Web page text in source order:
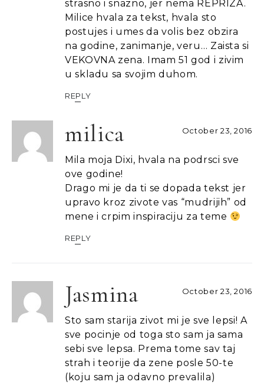
strasno i snazno, jer nema REPRIZA.
Milice hvala za tekst, hvala sto
postujes i umes da volis bez obzira
na godine, zanimanje, veru… Zaista si
VEKOVNA zena. Imam 51 god i zivim
u skladu sa svojim duhom.
REPLY
milica October 23, 2016
Mila moja Dixi, hvala na podrsci sve
ove godine!
Drago mi je da ti se dopada tekst jer
upravo kroz zivote vas “mudrijih” od
mene i crpim inspiraciju za teme
REPLY
Jasmina October 23, 2016
Sto sam starija zivot mi je sve lepsi! A
sve pocinje od toga sto sam ja sama
sebi sve lepsa. Prema tome sav taj
strah i teorije da zene posle 50-te
(koju sam ja odavno prevalila)